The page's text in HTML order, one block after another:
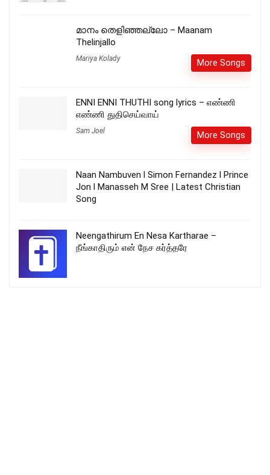
മാനം തെളിഞ്ഞല്ലോ – Maanam
Thelinjallo
Mariya Kolady More Songs
ENNI ENNI THUTHI song lyrics – எண்ணி
எண்ணி துதிசெய்வாய்
Sam Joel More Songs
Naan Nambuven l Simon Fernandez l Prince
Jon l Manasseh M Sree | Latest Christian
Song
Neengathirum En Nesa Kartharae –
நீங்காதிரும் என் நேச கர்த்தரே